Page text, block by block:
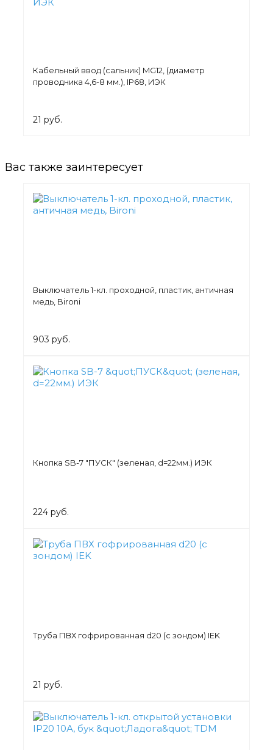
Кабельный ввод (сальник) MG12, (диаметр
проводника 4,6-8 мм.), IP68, ИЭК
21 руб.
Вас также заинтересует
Выключатель 1-кл. проходной, пластик, античная
медь, Bironi
903 руб.
Кнопка SB-7 "ПУСК" (зеленая, d=22мм.) ИЭК
224 руб.
Труба ПВХ гофрированная d20 (с зондом) IEK
21 руб.